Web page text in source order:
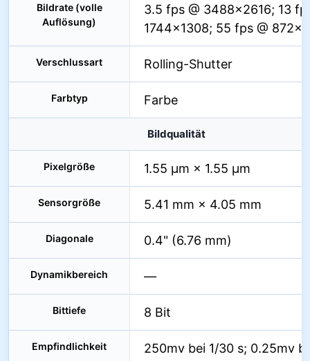
Bildrate (volle
Auflösung)
3.5 fps @ 3488×2616; 13
1744×1308; 55 fps @
Verschlussart Rolling-Shutter
Farbtyp Farbe
Bildqualität
Pixelgröße 1.55 µm × 1.55 µm
Sensorgröße 5.41 mm × 4.05 mm
Diagonale 0.4" (6.76 mm)
Dynamikbereich —
Bittiefe 8 Bit
Empfindlichkeit
250mv bei 1/30 s; 0.25mv